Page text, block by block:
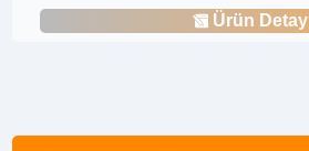
Ürün Detay